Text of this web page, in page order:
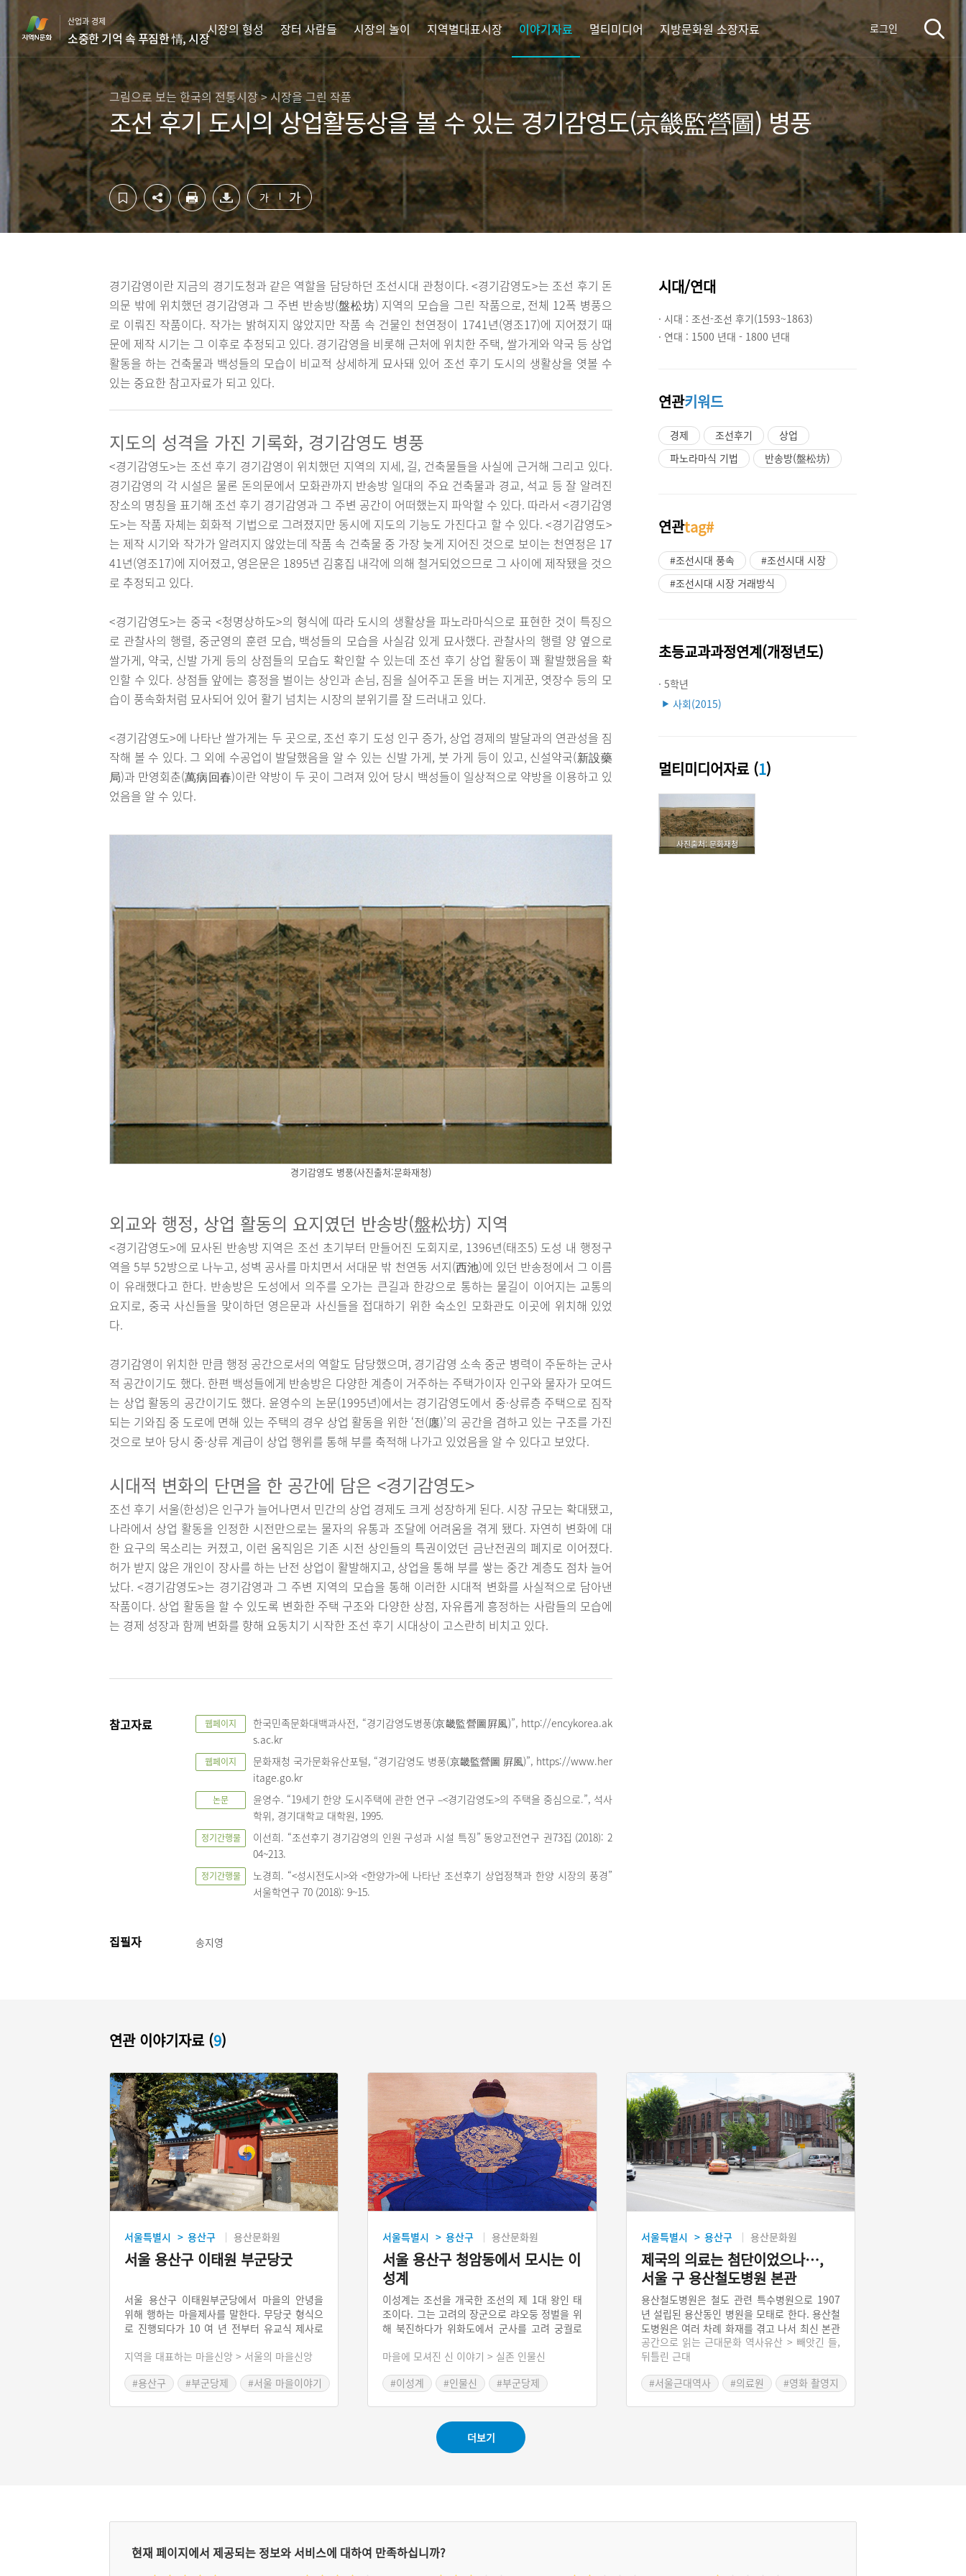
영
기
역
산업과 경제
소중한 기억 속 푸짐한 情, 시장
시장의 형성 장터 사람들 시장의 놀이 지역별대표시장 이야기자료 멀티미디어 지방문화원 소장자료 로그인
그림으로 보는 한국의 전통시장 > 시장을 그린 작품
조선 후기 도시의 상업활동상을 볼 수 있는 경기감영도(京畿監營圖) 병풍
가 가
경기감영이란 지금의 경기도청과 같은 역할을 담당하던 조선시대 관청이다. <경기감영도>는 조선 후기 돈
의문 밖에 위치했던 경기감영과 그 주변 반송방(盤松坊) 지역의 모습을 그린 작품으로, 전체 12폭 병풍으
로 이뤄진 작품이다. 작가는 밝혀지지 않았지만 작품 속 건물인 천연정이 1741년(영조17)에 지어졌기 때
문에 제작 시기는 그 이후로 추정되고 있다. 경기감영을 비롯해 근처에 위치한 주택, 쌀가게와 약국 등 상업
활동을 하는 건축물과 백성들의 모습이 비교적 상세하게 묘사돼 있어 조선 후기 도시의 생활상을 엿볼 수
있는 중요한 참고자료가 되고 있다.
지도의 성격을 가진 기록화, 경기감영도 병풍
<경기감영도>는 조선 후기 경기감영이 위치했던 지역의 지세, 길, 건축물들을 사실에 근거해 그리고 있다.
경기감영의 각 시설은 물론 돈의문에서 모화관까지 반송방 일대의 주요 건축물과 경교, 석교 등 잘 알려진
장소의 명칭을 표기해 조선 후기 경기감영과 그 주변 공간이 어떠했는지 파악할 수 있다. 따라서 <경기감영
도>는 작품 자체는 회화적 기법으로 그려졌지만 동시에 지도의 기능도 가진다고 할 수 있다. <경기감영도>
는 제작 시기와 작가가 알려지지 않았는데 작품 속 건축물 중 가장 늦게 지어진 것으로 보이는 천연정은 17
41년(영조17)에 지어졌고, 영은문은 1895년 김홍집 내각에 의해 철거되었으므로 그 사이에 제작됐을 것으
로 추정되고 있다.
<경기감영도>는 중국 <청명상하도>의 형식에 따라 도시의 생활상을 파노라마식으로 표현한 것이 특징으
로 관찰사의 행렬, 중군영의 훈련 모습, 백성들의 모습을 사실감 있게 묘사했다. 관찰사의 행렬 양 옆으로
쌀가게, 약국, 신발 가게 등의 상점들의 모습도 확인할 수 있는데 조선 후기 상업 활동이 꽤 활발했음을 확
인할 수 있다. 상점들 앞에는 흥정을 벌이는 상인과 손님, 짐을 실어주고 돈을 버는 지게꾼, 엿장수 등의 모
습이 풍속화처럼 묘사되어 있어 활기 넘치는 시장의 분위기를 잘 드러내고 있다.
<경기감영도>에 나타난 쌀가게는 두 곳으로, 조선 후기 도성 인구 증가, 상업 경제의 발달과의 연관성을 짐
작해 볼 수 있다. 그 외에 수공업이 발달했음을 알 수 있는 신발 가게, 붓 가게 등이 있고, 신설약국(新設藥
局)과 만영회춘(萬病回春)이란 약방이 두 곳이 그려져 있어 당시 백성들이 일상적으로 약방을 이용하고 있
었음을 알 수 있다.
경기감영도 병풍(사진출처:문화재청)
외교와 행정, 상업 활동의 요지였던 반송방(盤松坊) 지역
<경기감영도>에 묘사된 반송방 지역은 조선 초기부터 만들어진 도회지로, 1396년(태조5) 도성 내 행정구
역을 5부 52방으로 나누고, 성벽 공사를 마치면서 서대문 밖 천연동 서지(西池)에 있던 반송정에서 그 이름
이 유래했다고 한다. 반송방은 도성에서 의주를 오가는 큰길과 한강으로 통하는 물길이 이어지는 교통의
요지로, 중국 사신들을 맞이하던 영은문과 사신들을 접대하기 위한 숙소인 모화관도 이곳에 위치해 있었
다.
경기감영이 위치한 만큼 행정 공간으로서의 역할도 담당했으며, 경기감영 소속 중군 병력이 주둔하는 군사
적 공간이기도 했다. 한편 백성들에게 반송방은 다양한 계층이 거주하는 주택가이자 인구와 물자가 모여드
는 상업 활동의 공간이기도 했다. 윤영수의 논문(1995년)에서는 경기감영도에서 중·상류층 주택으로 짐작
되는 기와집 중 도로에 면해 있는 주택의 경우 상업 활동을 위한 ‘전(廛)’의 공간을 겸하고 있는 구조를 가진
것으로 보아 당시 중·상류 계급이 상업 행위를 통해 부를 축적해 나가고 있었음을 알 수 있다고 보았다.
시대적 변화의 단면을 한 공간에 담은 <경기감영도>
조선 후기 서울(한성)은 인구가 늘어나면서 민간의 상업 경제도 크게 성장하게 된다. 시장 규모는 확대됐고,
나라에서 상업 활동을 인정한 시전만으로는 물자의 유통과 조달에 어려움을 겪게 됐다. 자연히 변화에 대
한 요구의 목소리는 커졌고, 이런 움직임은 기존 시전 상인들의 특권이었던 금난전권의 폐지로 이어졌다.
허가 받지 않은 개인이 장사를 하는 난전 상업이 활발해지고, 상업을 통해 부를 쌓는 중간 계층도 점차 늘어
났다. <경기감영도>는 경기감영과 그 주변 지역의 모습을 통해 이러한 시대적 변화를 사실적으로 담아낸
작품이다. 상업 활동을 할 수 있도록 변화한 주택 구조와 다양한 상점, 자유롭게 흥정하는 사람들의 모습에
는 경제 성장과 함께 변화를 향해 요동치기 시작한 조선 후기 시대상이 고스란히 비치고 있다.
참고자료 웹페이지
한국민족문화대백과사전, “경기감영도병풍(京畿監營圖屛風)”, http://encykorea.ak
s.ac.kr
웹페이지
문화재청 국가문화유산포털, “경기감영도 병풍(京畿監營圖 屛風)”, https://www.her
itage.go.kr
논문
윤영수. “19세기 한양 도시주택에 관한 연구 –<경기감영도>의 주택을 중심으로.”, 석사
학위, 경기대학교 대학원, 1995.
정기간행물
이선희. “조선후기 경기감영의 인원 구성과 시설 특징” 동양고전연구 권73집 (2018): 2
04~213.
정기간행물
노경희. “<성시전도시>와 <한양가>에 나타난 조선후기 상업정책과 한양 시장의 풍경”
서울학연구 70 (2018): 9~15.
집필자 송지영
시대/연대
· 시대 : 조선-조선 후기(1593~1863)
· 연대 : 1500 년대 - 1800 년대
연관키워드
경제 조선후기
상업
파노라마식 기법
반송방(盤松坊)
연관tag#
#조선시대 풍속
#조선시대 시장
#조선시대 시장 거래방식
초등교과과정연계(개정년도)
· 5학년
▶ 사회(2015)
멀티미디어자료 (1)
사진출처: 문화재청
연관 이야기자료 (9)
서울특별시 > 용산구 용산문화원
서울 용산구 이태원 부군당굿
서울 용산구 이태원부군당에서 마을의 안녕을
위해 행하는 마을제사를 말한다. 무당굿 형식으
로 진행되다가 10 여 년 전부터 유교식 제사로
당 소유권과 관련된 소송을 벌였었다. 2012년
위원회에서 부군당을 서울시에 헌납하여 현재는
지역을 대표하는 마을신앙 > 서울의 마을신앙
#용산구
#부군당제 #서울 마을이야기
서울특별시 > 용산구 용산문화원
서울 용산구 청암동에서 모시는 이
성계
이성계는 조선을 개국한 조선의 제 1대 왕인 태
조이다. 그는 고려의 장군으로 랴오둥 정벌을 위
해 북진하다가 위화도에서 군사를 고려 궁궐로
조선을 건국하였다. 이것이 유명한 ‘위화도 회
암동 부군당과 그 옆의 영당이다. 제의는 유교식
마을에 모셔진 신 이야기 > 실존 인물신
#이성계
#인물신
#부군당제
서울특별시 > 용산구 용산문화원
제국의 의료는 첨단이었으나…,
서울 구 용산철도병원 본관
용산철도병원은 철도 관련 특수병원으로 1907
년 설립된 용산동인 병원을 모태로 한다. 용산철
도병원은 여러 차례 화재를 겪고 나서 최신 본관
을 짓기로 하고, 공사에 들어가 1929년 설비를
마쳤다. 용산철도병원 본관은 기능성과 실용성
돋보인다. 용산철도병원은 일제 강점기 조선의
공간으로 읽는 근대문화 역사유산 > 빼앗긴 들,
뒤틀린 근대
#서울근대역사
#의료원 #영화 촬영지
더보기
현재 페이지에서 제공되는 정보와 서비스에 대하여 만족하십니까?